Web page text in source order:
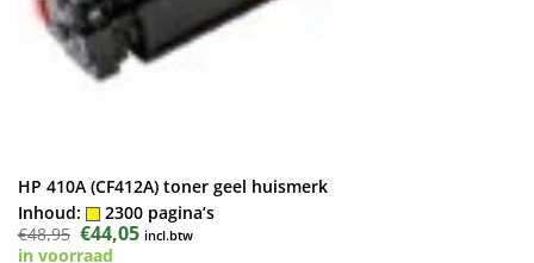
HP 410A (CF412A) toner geel huismerk
Inhoud:
2300 pagina’s
€48,95 Oorspronkelijke
prijs
€44,05Huidige
prijs
incl.btw
in voorraad